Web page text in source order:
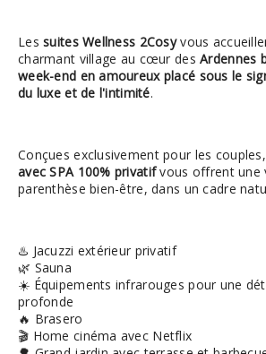
Lessuites Wellness 2Cosyvous
charmant village au cœur desArdennes
week-end en amoureux placé sous le
du luxe et de l'intimité.
Conçues exclusivement pour les
avec SPA 100% privatifvous offrent une
parenthèse bien-être, dans un cadre
♨️ Jacuzzi extérieur privatif
🌿 Sauna
☀️ Équipements infrarouges pour une
profonde
🔥 Brasero
🎬 Home cinéma avec Netflix